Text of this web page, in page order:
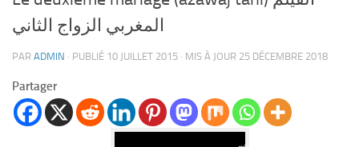
المغربي الزواج الثاني
PAR ADMIN · PUBLIÉ 10 JUILLET 2015 · MIS À JOUR 25 DÉCEMBRE 2018
Partager